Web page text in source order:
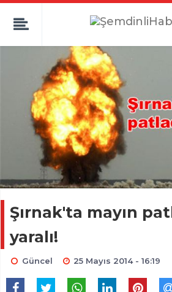
Şırnak'ta mayın
yaralı!
Güncel 25 Mayıs 2014 - 16:19